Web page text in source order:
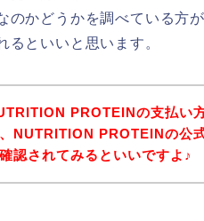
のかどうかを調べている方
るといいと思います。
PROTEINの支払い
NUTRITION PROTEINの公
認されてみるといいですよ♪